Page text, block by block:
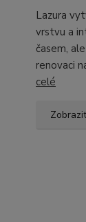
Lazura
vrstvu a
časem,
renovaci
celé